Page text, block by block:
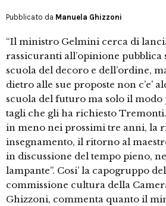
Pubblicato da Manuela Ghizzoni
“Il ministro Gelmini cerca di
rassicuranti all’opinione
scuola del decoro e dell’ordine,
dietro alle sue proposte non c’e’
scuola del futuro ma solo il
tagli che gli ha richiesto
in meno nei prossimi tre anni, la
insegnamento, il ritorno al
in discussione del tempo pieno,
lampante”. Cosi’ la capogruppo
commissione cultura della
Ghizzoni, commenta quanto il